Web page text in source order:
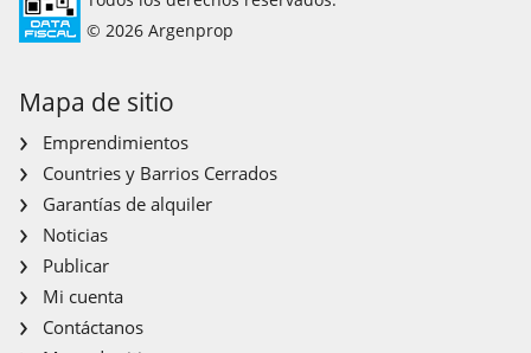
© 2026 Argenprop
Mapa de sitio
Emprendimientos
Countries y Barrios Cerrados
Garantías de alquiler
Noticias
Publicar
Mi cuenta
Contáctanos